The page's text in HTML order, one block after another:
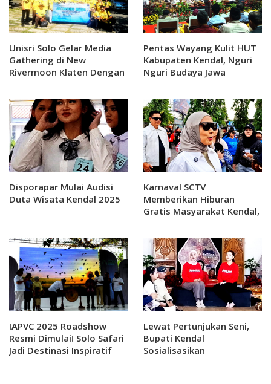
Unisri Solo Gelar Media
Gathering di New
Rivermoon Klaten Dengan
Pentas Wayang Kulit HUT
Kabupaten Kendal, Nguri
Nguri Budaya Jawa
Disporapar Mulai Audisi
Duta Wisata Kendal 2025
Karnaval SCTV
Memberikan Hiburan
Gratis Masyarakat Kendal,
IAPVC 2025 Roadshow
Resmi Dimulai! Solo Safari
Jadi Destinasi Inspiratif
Lewat Pertunjukan Seni,
Bupati Kendal
Sosialisasikan